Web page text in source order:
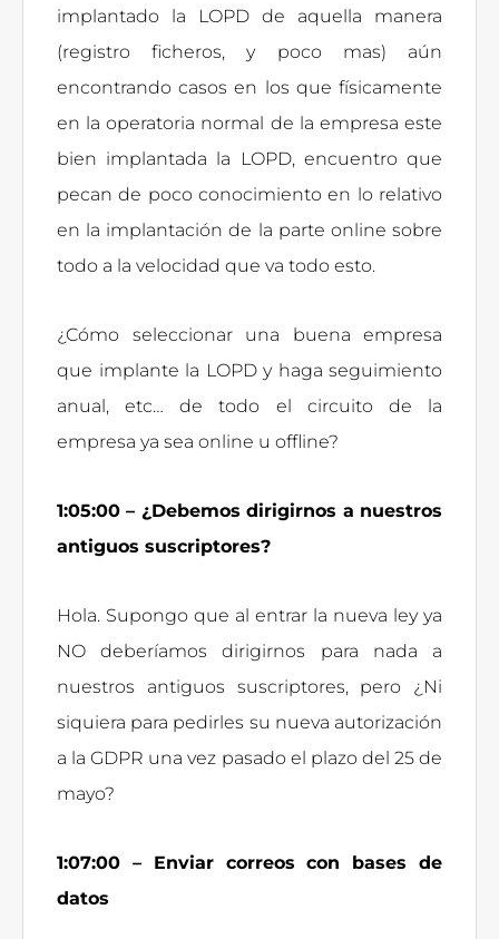
implantado la LOPD de aquella manera
(registro ficheros, y poco mas) aún
encontrando casos en los que físicamente
en la operatoria normal de la empresa este
bien implantada la LOPD, encuentro que
pecan de poco conocimiento en lo relativo
en la implantación de la parte online sobre
todo a la velocidad que va todo esto.
¿Cómo seleccionar una buena empresa
que implante la LOPD y haga seguimiento
anual, etc… de todo el circuito de la
empresa ya sea online u offline?
1:05:00 – ¿Debemos dirigirnos a nuestros
antiguos suscriptores?
Hola. Supongo que al entrar la nueva ley ya
NO deberíamos dirigirnos para nada a
nuestros antiguos suscriptores, pero ¿Ni
siquiera para pedirles su nueva autorización
a la GDPR una vez pasado el plazo del 25 de
mayo?
1:07:00 – Enviar correos con bases de
datos